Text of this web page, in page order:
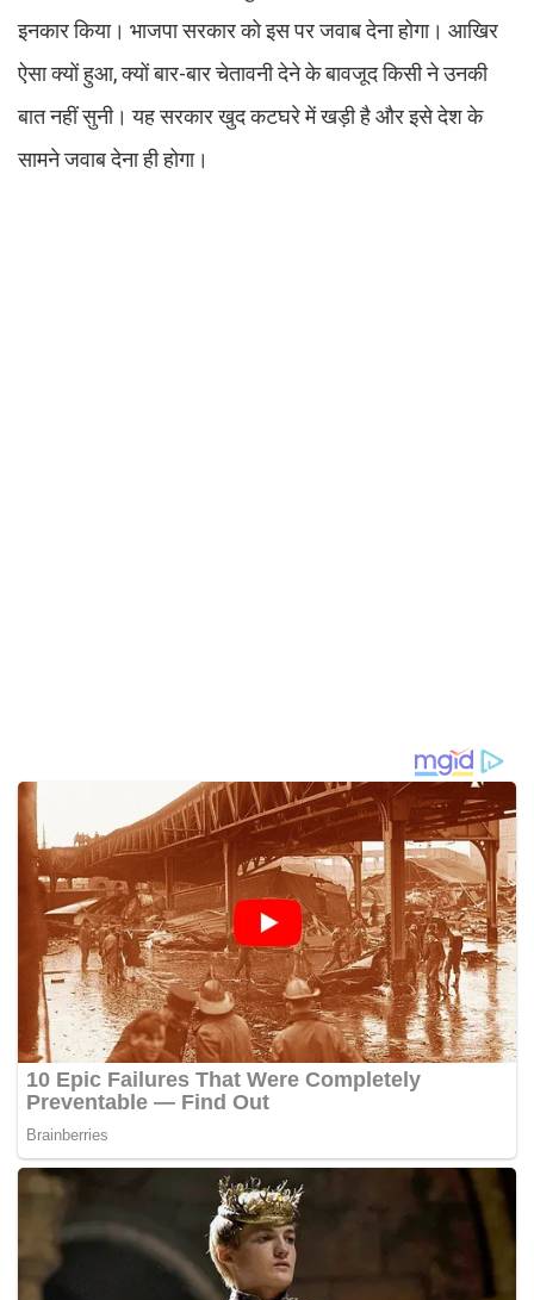
इनकार किया। भाजपा सरकार को इस पर जवाब देना होगा। आखिर
ऐसा क्यों हुआ, क्यों बार-बार चेतावनी देने के बावजूद किसी ने उनकी
बात नहीं सुनी। यह सरकार खुद कटघरे में खड़ी है और इसे देश के
सामने जवाब देना ही होगा।